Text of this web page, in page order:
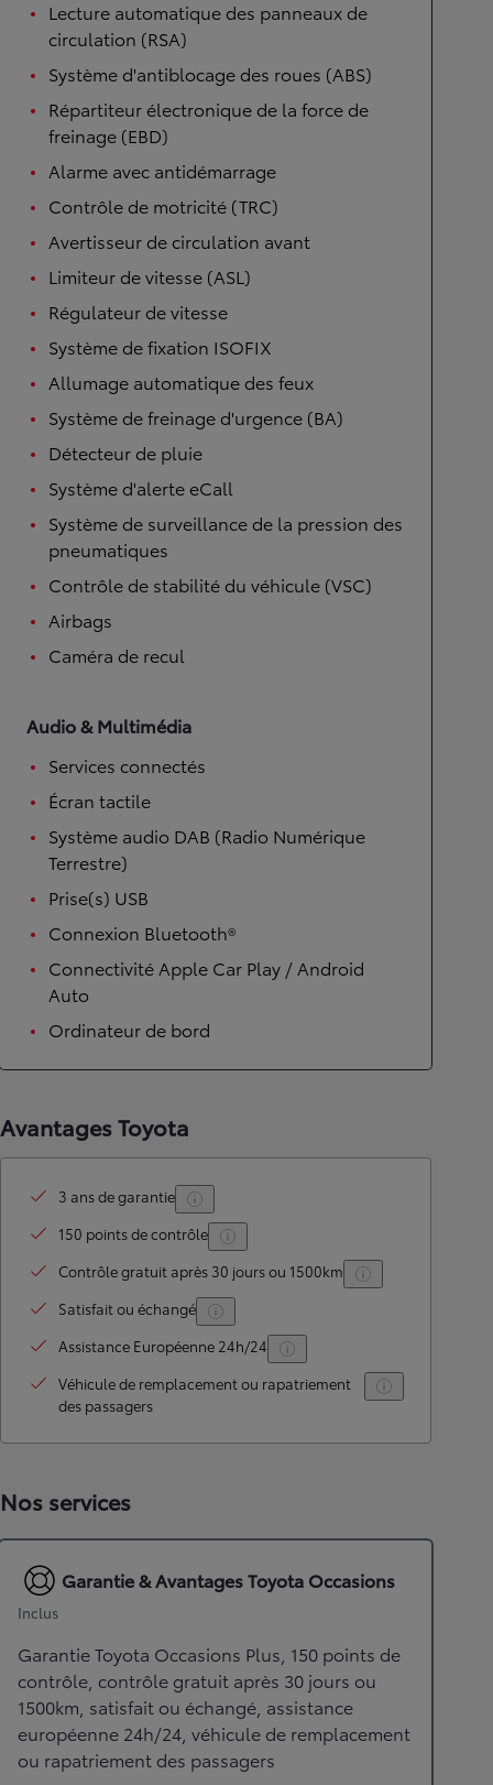
Lecture automatique des panneaux de
circulation (RSA)
Système d'antiblocage des roues (ABS)
Répartiteur électronique de la force de
freinage (EBD)
Alarme avec antidémarrage
Contrôle de motricité (TRC)
Avertisseur de circulation avant
Limiteur de vitesse (ASL)
Régulateur de vitesse
Système de fixation ISOFIX
Allumage automatique des feux
Système de freinage d'urgence (BA)
Détecteur de pluie
Système d'alerte eCall
Système de surveillance de la pression des
pneumatiques
Contrôle de stabilité du véhicule (VSC)
Airbags
Caméra de recul
Audio & Multimédia
Services connectés
Écran tactile
Système audio DAB (Radio Numérique
Terrestre)
Prise(s) USB
Connexion Bluetooth®
Connectivité Apple Car Play / Android
Auto
Ordinateur de bord
Avantages Toyota
3 ans de garantie
150 points de contrôle
Contrôle gratuit après 30 jours ou 1500km
Satisfait ou échangé
Assistance Européenne 24h/24
Véhicule de remplacement ou rapatriement
des passagers
Nos services
Garantie & Avantages Toyota Occasions
Inclus
Garantie Toyota Occasions Plus, 150 points de
contrôle, contrôle gratuit après 30 jours ou
1500km, satisfait ou échangé, assistance
européenne 24h/24, véhicule de remplacement
ou rapatriement des passagers